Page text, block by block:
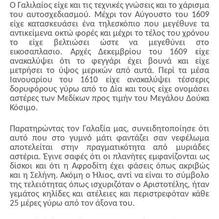
Ο Γαλιλαίος είχε και τις τεχνικές γνώσεις και το χάρισμα
του αυτοσχεδιασμού. Μέχρι τον Αύγουστο του 1609
είχε κατασκευάσει ένα τηλεσκόπιο που μεγέθυνε τα
αντικείμενα οκτώ φορές και μέχρι το τέλος του χρόνου
το είχε βελτιώσει ώστε να μεγεθύνει στο
εικοσαπλασιο. Αρχές Δεκεμβρίου του 1609 είχε
ανακαλύψει ότι το φεγγάρι έχει βουνά και είχε
μετρήσει το ύψος μερικών από αυτά. Περί τα μέσα
Ιανουαρίου του 1610 είχε ανακαλύψει τέσσερις
δορυφόρους γύρω από το Δία και τους είχε ονομάσει
αστέρες των Μεδίκων προς τιμήν του Μεγάλου Δούκα
Κόσιμο.
Παρατηρώντας τον Γαλαξία μας, συνειδητοποίησε ότι
αυτό που στο γυμνό μάτι φαντάζει σαν νεφέλωμα
αποτελείται στην πραγματικότητα από μυριάδες
αστέρια. Έγινε σαφές ότι οι πλανήτες εμφανίζονται ως
δίσκοι και ότι η Αφροδίτη έχει φάσεις όπως ακριβώς
και η Σελήνη. Ακόμη ο Ήλιος, αντί να είναι το σύμβολο
της τελειότητας όπως ισχυριζόταν ο Αριστοτέλης, ήταν
γεμάτος κηλίδες και ατέλειες και περιστρεφόταν κάθε
25 μέρες γύρω από τον άξονα του.